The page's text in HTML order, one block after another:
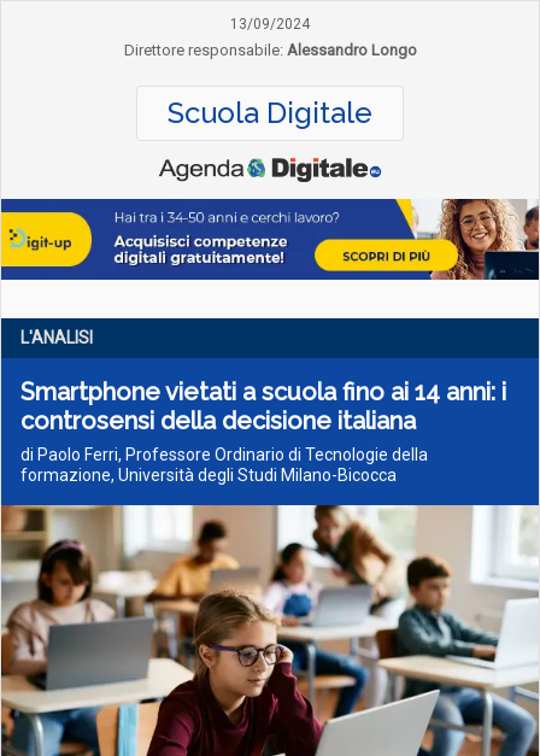
13/09/2024
Direttore responsabile: Alessandro Longo
Scuola Digitale
L'ANALISI
Smartphone vietati a scuola fino ai 14 anni: i
controsensi della decisione italiana
di Paolo Ferri, Professore Ordinario di Tecnologie della
formazione, Università degli Studi Milano-Bicocca